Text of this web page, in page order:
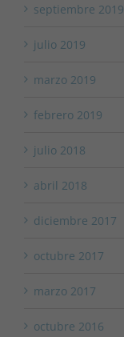
septiembre 2019
julio 2019
marzo 2019
febrero 2019
julio 2018
abril 2018
diciembre 2017
octubre 2017
marzo 2017
octubre 2016